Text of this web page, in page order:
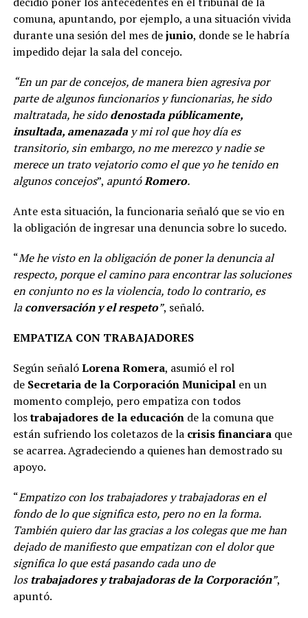
comuna, apuntando, por ejemplo, a una situación vivida
durante una sesión del mes dejunio, donde se le habría
impedido dejar la sala del concejo.
“En un par de concejos, de manera bien agresiva por
parte de algunos funcionarios y funcionarias, he sido
maltratada, he sidodenostada públicamente,
insultada, amenazaday mi rol que hoy día es
transitorio, sin embargo, no me merezco y nadie se
merece un trato vejatorio como el que yo he tenido en
algunos concejos”, apuntóRomero.
Ante esta situación, la funcionaria señaló que se vio en
la obligación de ingresar una denuncia sobre lo sucedo.
“Me he visto en la obligación de poner la denuncia al
respecto, porque el camino para encontrar las soluciones
en conjunto no es la violencia, todo lo contrario, es
laconversación y el respeto”, señaló.
EMPATIZA CON TRABAJADORES
Según señalóLorena Romera, asumió el rol
de Secretaria de la Corporación Municipalen un
momento complejo, pero empatiza con todos
lostrabajadores de la educaciónde la comuna que
están sufriendo los coletazos de la crisis financiaraque
se acarrea. Agradeciendo a quienes han demostrado su
apoyo.
“Empatizo con los trabajadores y trabajadoras en el
fondo de lo que significa esto, pero no en la forma.
También quiero dar las gracias a los colegas que me han
dejado de manifiesto que empatizan con el dolor que
significa lo que está pasando cada uno de
lostrabajadores y trabajadoras de la Corporación”,
apuntó.